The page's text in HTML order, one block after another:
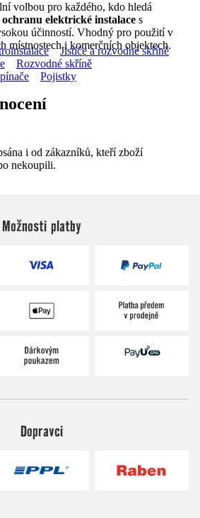
volbou pro každého, kdo hledá
elektrické instalace s
účinností. Vhodný pro použití v
místnostech i komerčních objektech.
Jističe a rozvodné skříně
Rozvodné skříně
Pojistky
i od zákazníků, kteří zboží
nekoupili.
Možnosti platby
Dopravci